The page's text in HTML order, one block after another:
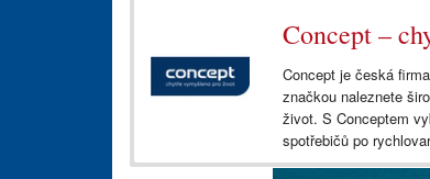
Concept –
Concept je česká
značkou naleznete
život. S Conceptem
spotřebičů po